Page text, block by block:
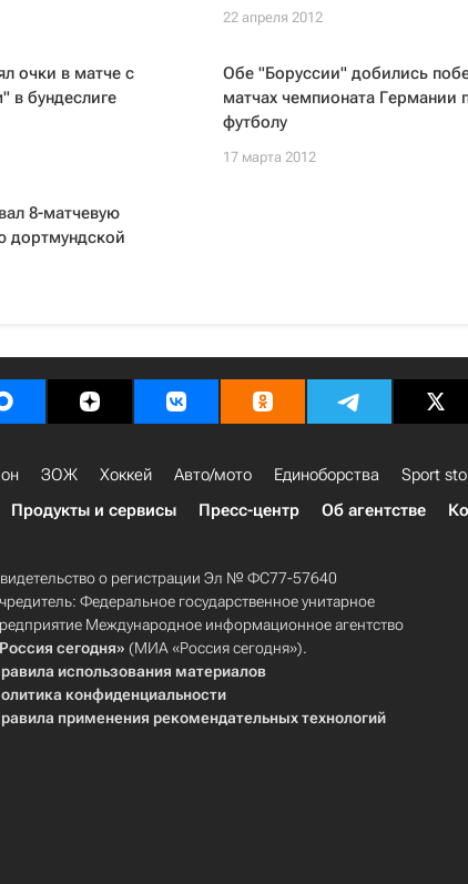
22 апреля 2012
очки в матче с
в бундеслиге
Обе "Боруссии" добились
матчах чемпионата Германии
футболу
17 марта 2012
8-матчевую
дортмундской
ЗОЖ Хоккей Авто/мото Единоборства Sport
Продукты и сервисы Пресс-центр Об агентстве
о регистрации Эл № ФС77-57640
Федеральное государственное унитарное
Международное информационное агентство
сегодня» (МИА «Россия сегодня»).
использования материалов
конфиденциальности
применения рекомендательных технологий